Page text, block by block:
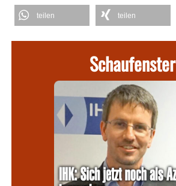
teilen teilen
Schaufenster